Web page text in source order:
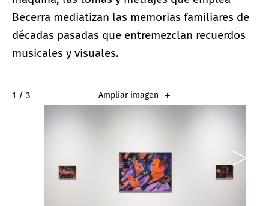
Becerra mediatizan las memorias familiares de
décadas pasadas que entremezclan recuerdos
musicales y visuales.
2 / 3 Ampliar imagen